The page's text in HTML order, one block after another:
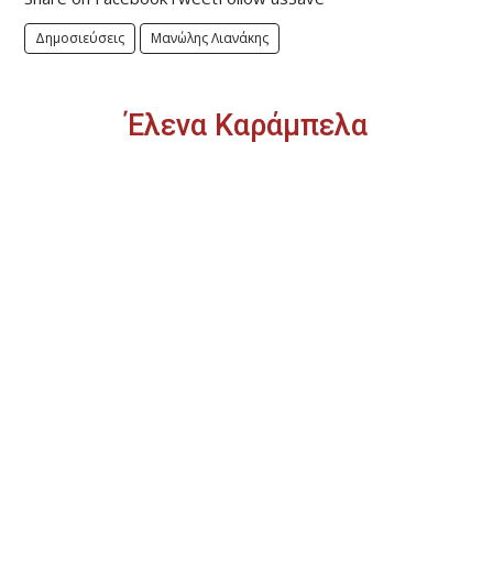
Δημοσιεύσεις Μανώλης Λιανάκης
Έλενα Καράμπελα